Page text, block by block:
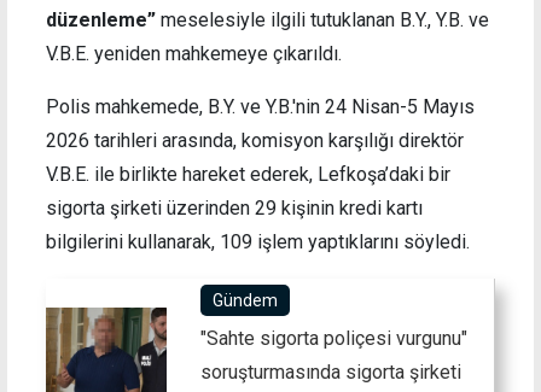
düzenleme” meselesiyle ilgili tutuklanan B.Y., Y.B. ve
V.B.E. yeniden mahkemeye çıkarıldı.
Polis mahkemede, B.Y. ve Y.B.'nin 24 Nisan-5 Mayıs
2026 tarihleri arasında, komisyon karşılığı direktör
V.B.E. ile birlikte hareket ederek, Lefkoşa’daki bir
sigorta şirketi üzerinden 29 kişinin kredi kartı
bilgilerini kullanarak, 109 işlem yaptıklarını söyledi.
Gündem
"Sahte sigorta poliçesi vurgunu"
soruşturmasında sigorta şirketi